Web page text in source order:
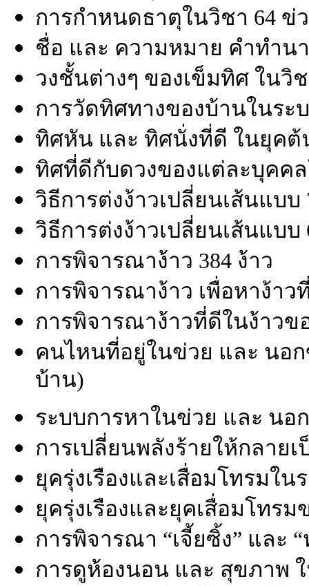
การกำหนดธาตุในวิชา 64 ข่
ชื่อ และ ความหมาย คำทำน
วงชั้นต่างๆ ของเข็มทิศ ในวิ
การวัดทิศทางของบ้านในระ
ทิศหัน และ ทิศนั่งที่ดี ในยุคต้
ทิศที่ดีกับดวงของแต่ละบุคค
วิธีการต่งง้าวเปลี่ยนเส้นแบบ
วิธีการต่งง้าวเปลี่ยนเส้นแบบ
การพิจารณาง้าว 384 ง้าว
การพิจารณาง้าว เพื่อหาง้าว
การพิจารณาง้าวที่ดีในง้าวข
คนไหนที่อยู่ในข่วย และ นอ
บ้าน)
ระบบการหาในข่วย และ นอ
การเปลี่ยนพลังร้ายให้กลาย
ยุครุ่งเรืองและเสื่อมโทรมใน
ยุครุ่งเรืองและยุคเสื่อมโทร
การพิจารณา “เจี้ยซิ้ง” และ
การดูห้องนอน และ สุขภาพ